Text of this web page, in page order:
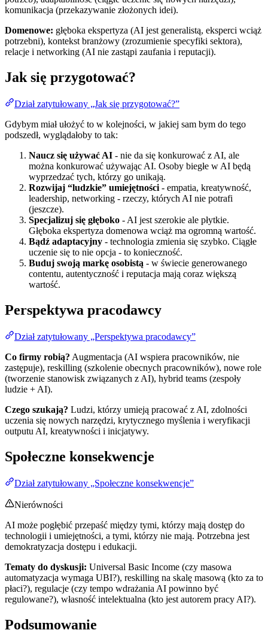
komunikacja (przekazywanie złożonych idei).
Domenowe: głęboka ekspertyza (AI jest generalistą, eksperci wciąż
potrzebni), kontekst branżowy (zrozumienie specyfiki sektora),
relacje i networking (AI nie zastąpi zaufania i reputacji).
Jak się przygotować?
Dział zatytułowany „Jak się przygotować?”
Gdybym miał ułożyć to w kolejności, w jakiej sam bym do tego
podszedł, wyglądałoby to tak:
Naucz się używać AI - nie da się konkurować z AI, ale
można konkurować używając AI. Osoby biegłe w AI będą
wyprzedzać tych, którzy go unikają.
Rozwijaj “ludzkie” umiejętności - empatia, kreatywność,
leadership, networking - rzeczy, których AI nie potrafi
(jeszcze).
Specjalizuj się głęboko - AI jest szerokie ale płytkie.
Głęboka ekspertyza domenowa wciąż ma ogromną wartość.
Bądź adaptacyjny - technologia zmienia się szybko. Ciągłe
uczenie się to nie opcja - to konieczność.
Buduj swoją markę osobistą - w świecie generowanego
contentu, autentyczność i reputacja mają coraz większą
wartość.
Perspektywa pracodawcy
Dział zatytułowany „Perspektywa pracodawcy”
Co firmy robią? Augmentacja (AI wspiera pracowników, nie
zastępuje), reskilling (szkolenie obecnych pracowników), nowe role
(tworzenie stanowisk związanych z AI), hybrid teams (zespoły
ludzie + AI).
Czego szukają? Ludzi, którzy umieją pracować z AI, zdolności
uczenia się nowych narzędzi, krytycznego myślenia i weryfikacji
outputu AI, kreatywności i inicjatywy.
Społeczne konsekwencje
Dział zatytułowany „Społeczne konsekwencje”
Nierówności
AI może pogłębić przepaść między tymi, którzy mają dostęp do
technologii i umiejętności, a tymi, którzy nie mają. Potrzebna jest
demokratyzacja dostępu i edukacji.
Tematy do dyskusji: Universal Basic Income (czy masowa
automatyzacja wymaga UBI?), reskilling na skalę masową (kto za to
płaci?), regulacje (czy tempo wdrażania AI powinno być
regulowane?), własność intelektualna (kto jest autorem pracy AI?).
Podsumowanie